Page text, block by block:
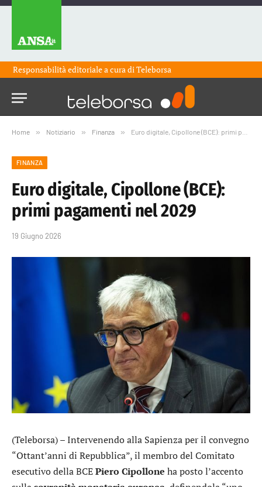
Responsabilità editoriale a cura diTeleborsa
Home » Notiziario » Finanza » Euro digitale, Cipollone (BCE): primi pagamenti nel 2029
FINANZA
Euro digitale, Cipollone (BCE):
primi pagamenti nel 2029
19 Giugno 2026
(Teleborsa) – Intervenendo alla Sapienza per il convegno
“Ottant’anni di Repubblica”, il membro del Comitato
esecutivo della BCEPiero Cipollone ha posto l’accento